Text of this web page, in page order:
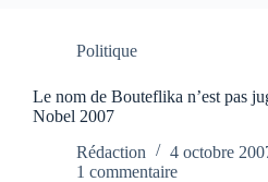
Politique
Le nom de Bouteflika n’est pas
Nobel 2007
Rédaction
4 octobre
1 commentaire